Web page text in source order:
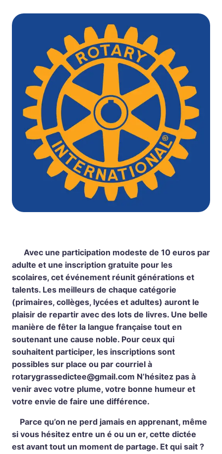
Avec une participation modeste de 10 euros par
adulte et une inscription gratuite pour les
scolaires, cet événement réunit générations et
talents. Les meilleurs de chaque catégorie
(primaires, collèges, lycées et adultes) auront le
plaisir de repartir avec des lots de livres. Une belle
manière de fêter la langue française tout en
soutenant une cause noble. Pour ceux qui
souhaitent participer, les inscriptions sont
possibles sur place ou par courriel à
rotarygrassedictee@gmail.com N’hésitez pas à
venir avec votre plume, votre bonne humeur et
votre envie de faire une différence.
Parce qu’on ne perd jamais en apprenant, même
si vous hésitez entre un é ou un er, cette dictée
est avant tout un moment de partage. Et qui sait ?